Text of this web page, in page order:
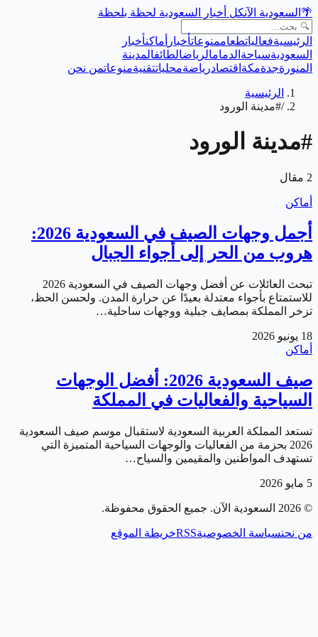
🌴 السعودية الآنكل أخبار السعودية لحظة بلحظة
الرئيسيةفعالياتطعاممنوعاتأخبار أماكنأخبار
السعوديةسياحة الدمامالرياضالطائفالمدينة
المنورةجدةمكة اقتصادرياضةمحلياتتقنيةمنوعاتمن نحن
الرئيسية
/#مدينة الورود
#مدينة الورود
2 مقال
أماكن
أجمل وجهات الصيف في السعودية 2026:
هروب من الحر إلى أجواء الجبال
تبحث العائلات عن أفضل وجهات الصيف في السعودية 2026
للاستمتاع بأجواء معتدلة بعيدًا عن حرارة المدن. ولحسن الحظ،
تزخر المملكة بمصايف جبلية ووجهات ساحلية…
18 يونيو 2026
أماكن
صيف السعودية 2026: أفضل الوجهات
السياحية والفعاليات في المملكة
تستعد المملكة العربية السعودية لاستقبال موسم صيف السعودية
2026 بحزمة من الفعاليات والوجهات السياحية المتميزة التي
تستهدف المواطنين والمقيمين والسياح…
5 مايو 2026
©
2026 السعودية الآن. جميع الحقوق محفوظة.
من نحنسياسة الخصوصيةRSSخريطة الموقع